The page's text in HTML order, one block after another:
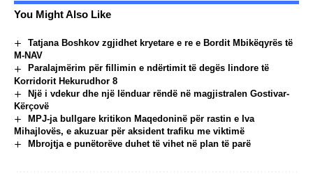
You Might Also Like
Tatjana Boshkov zgjidhet kryetare e re e Bordit Mbikëqyrës të
M-NAV
Paralajmërim për fillimin e ndërtimit të degës lindore të
Korridorit Hekurudhor 8
Një i vdekur dhe një lënduar rëndë në magjistralen Gostivar-
Kërçovë
MPJ-ja bullgare kritikon Maqedoninë për rastin e Iva
Mihajlovës, e akuzuar për aksident trafiku me viktimë
Mbrojtja e punëtorëve duhet të vihet në plan të parë